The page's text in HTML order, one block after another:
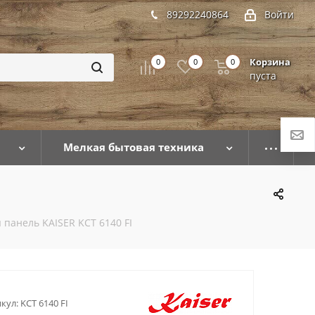
Войти
89292240864
0 0 Корзина
пуста
0
Мелкая бытовая техника
KAISER KCT 6140 FI
KCT 6140 FI